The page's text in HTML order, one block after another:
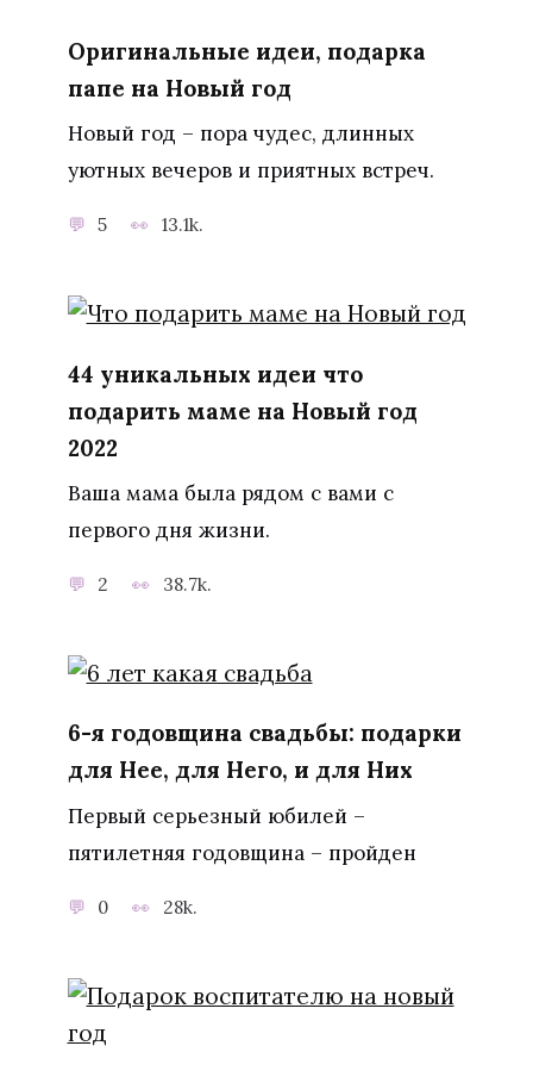
Оригинальные идеи, подарка
папе на Новый год
Новый год – пора чудес, длинных
уютных вечеров и приятных встреч.
5 13.1k.
44 уникальных идеи что
подарить маме на Новый год
2022
Ваша мама была рядом с вами с
первого дня жизни.
2 38.7k.
6-я годовщина свадьбы: подарки
для Нее, для Него, и для Них
Первый серьезный юбилей –
пятилетняя годовщина – пройден
0 28k.